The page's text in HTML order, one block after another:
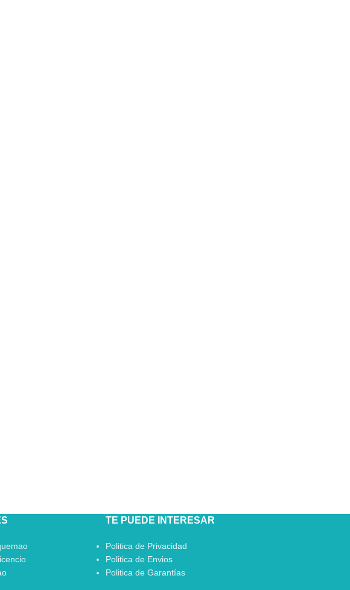
TE PUEDE INTERESAR
Politica de Privacidad
Politica de Envios
Politica de Garantías